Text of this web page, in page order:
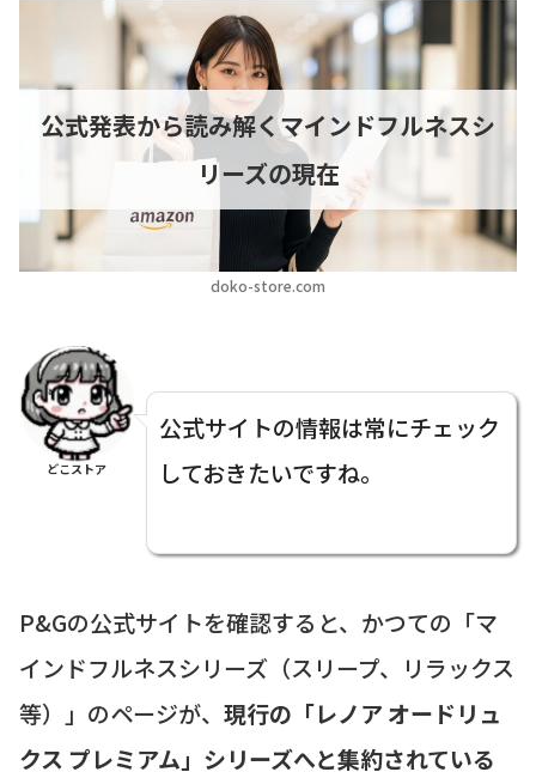
doko-store.com
公式発表から読み解くマインドフルネスシ
リーズの現在
どこストア
公式サイトの情報は常にチェック
しておきたいですね。
P&Gの公式サイトを確認すると、かつての「マ
インドフルネスシリーズ（スリープ、リラックス
等）」のページが、 現行の「レノア オードリュ
クス プレミアム」シリーズへと集約されている